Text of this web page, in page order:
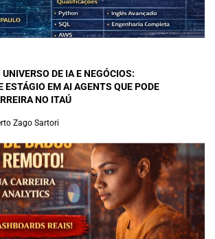
DE IA E NEGÓCIOS:
ESTÁGIO EM AI AGENTS QUE PODE
NO ITAÚ
Zago Sartori